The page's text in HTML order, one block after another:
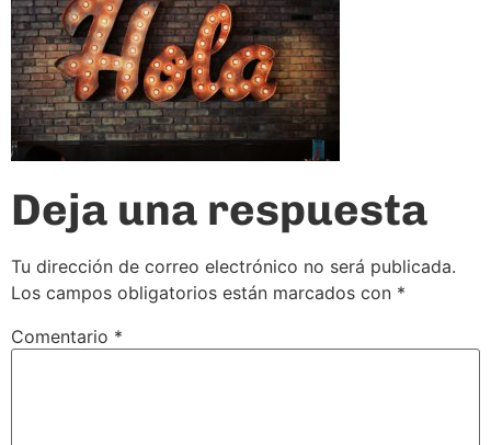
Deja una respuesta
Tu dirección de correo electrónico no será publicada.
Los campos obligatorios están marcados con *
Comentario *